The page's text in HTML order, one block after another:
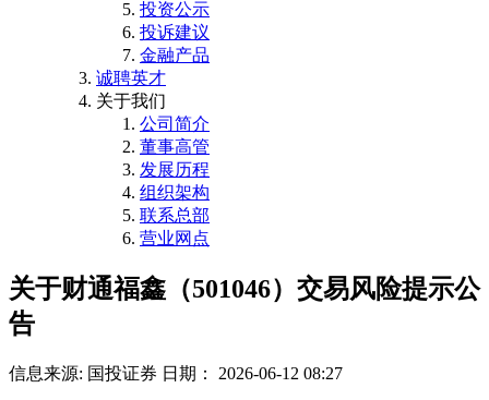
投资公示
投诉建议
金融产品
诚聘英才
关于我们
公司简介
董事高管
发展历程
组织架构
联系总部
营业网点
关于财通福鑫（501046）交易风险提示公
告
信息来源: 国投证券 日期： 2026-06-12 08:27